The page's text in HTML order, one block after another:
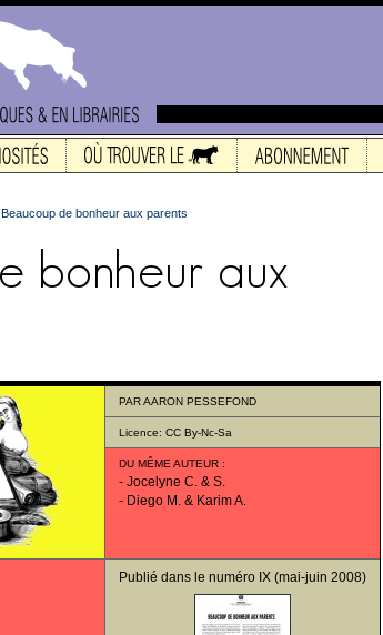
Beaucoup de bonheur aux parents
PARAARON PESSEFOND
Licence: CC By-Nc-Sa
DU MÊME AUTEUR :
- Jocelyne C. & S.
- Diego M. & Karim A.
Publié dans le numéro IX (mai-juin 2008)